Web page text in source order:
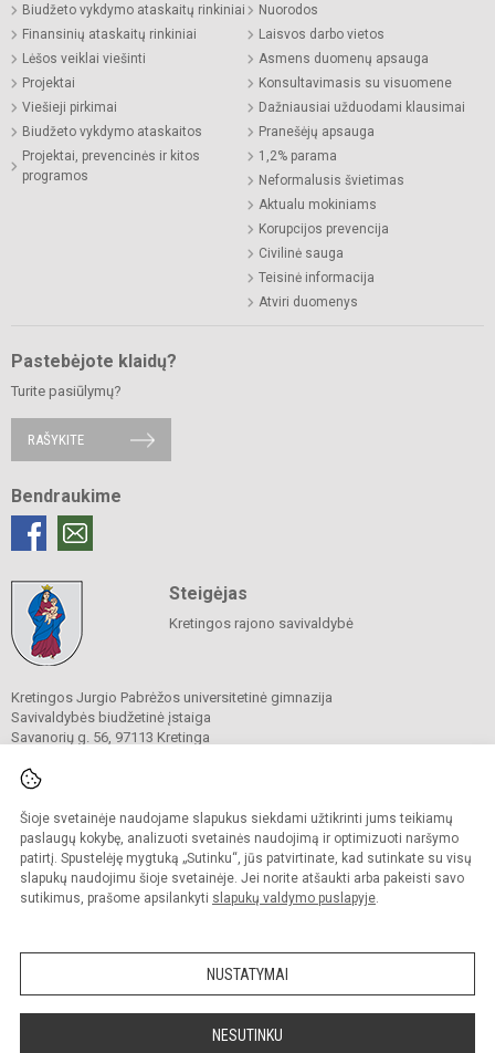
Šioje svetainėje naudojame slapukus siekdami užtikrinti jums teikiamų
paslaugų kokybę, analizuoti svetainės naudojimą ir optimizuoti naršymo
patirtį. Spustelėję mygtuką „Sutinku“, jūs patvirtinate, kad sutinkate su visų
slapukų naudojimu šioje svetainėje. Jei norite atšaukti arba pakeisti savo
sutikimus, prašome apsilankyti slapukų valdymo puslapyje.
NUSTATYMAI
NESUTINKU
Biudžeto vykdymo ataskaitų rinkiniai
Finansinių ataskaitų rinkiniai
Lėšos veiklai viešinti
Projektai
Viešieji pirkimai
Biudžeto vykdymo ataskaitos
Projektai, prevencinės ir kitos
programos
Nuorodos
Laisvos darbo vietos
Asmens duomenų apsauga
Konsultavimasis su visuomene
Dažniausiai užduodami klausimai
Pranešėjų apsauga
1,2% parama
Neformalusis švietimas
Aktualu mokiniams
Korupcijos prevencija
Civilinė sauga
Teisinė informacija
Atviri duomenys
Pastebėjote klaidų?
Turite pasiūlymų?
RAŠYKITE
Bendraukime
Steigėjas
Kretingos rajono savivaldybė
Kretingos Jurgio Pabrėžos universitetinė gimnazija
Savivaldybės biudžetinė įstaiga
Savanorių g. 56, 97113 Kretinga
El. p.
Juridinių asmenų registre
Įmonės kodas 190284291
Kopijuoti turinį be raštiško gimnazijos sutikimo griežtai draudžiama.
Versija neįgaliesiems Slapukų valdymas